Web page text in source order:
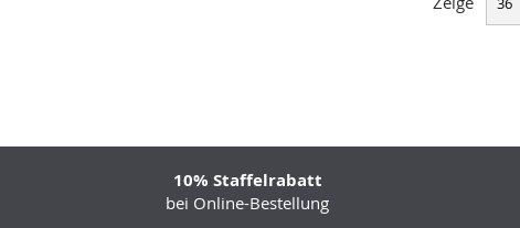
10% Staffelrabatt
bei Online-Bestellung